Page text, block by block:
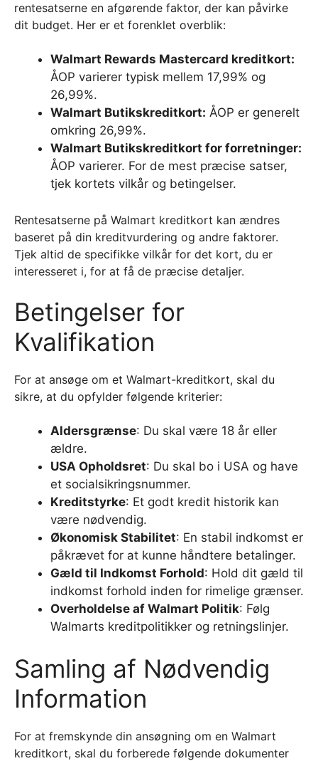
rentesatserne en afgørende faktor, der kan påvirke
dit budget. Her er et forenklet overblik:
Walmart Rewards Mastercard kreditkort:
ÅOP varierer typisk mellem 17,99% og
26,99%.
Walmart Butikskreditkort: ÅOP er generelt
omkring 26,99%.
Walmart Butikskreditkort for forretninger:
ÅOP varierer. For de mest præcise satser,
tjek kortets vilkår og betingelser.
Rentesatserne på Walmart kreditkort kan ændres
baseret på din kreditvurdering og andre faktorer.
Tjek altid de specifikke vilkår for det kort, du er
interesseret i, for at få de præcise detaljer.
Betingelser for
Kvalifikation
For at ansøge om et Walmart-kreditkort, skal du
sikre, at du opfylder følgende kriterier:
Aldersgrænse: Du skal være 18 år eller
ældre.
USA Opholdsret: Du skal bo i USA og have
et socialsikringsnummer.
Kreditstyrke: Et godt kredit historik kan
være nødvendig.
Økonomisk Stabilitet: En stabil indkomst er
påkrævet for at kunne håndtere betalinger.
Gæld til Indkomst Forhold: Hold dit gæld til
indkomst forhold inden for rimelige grænser.
Overholdelse af Walmart Politik: Følg
Walmarts kreditpolitikker og retningslinjer.
Samling af Nødvendig
Information
For at fremskynde din ansøgning om en Walmart
kreditkort, skal du forberede følgende dokumenter